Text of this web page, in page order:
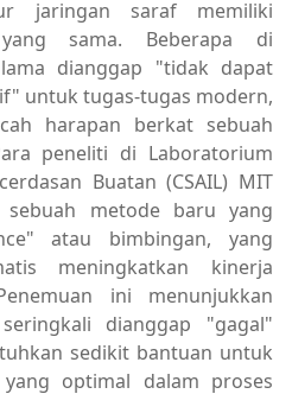
jaringan saraf memiliki
sama. Beberapa di
dianggap "tidak dapat
untuk tugas-tugas modern,
harapan berkat sebuah
peneliti di Laboratorium
Buatan (CSAIL) MIT
sebuah metode baru yang
atau bimbingan, yang
meningkatkan kinerja
ini menunjukkan
dianggap "gagal"
sedikit bantuan untuk
optimal dalam proses